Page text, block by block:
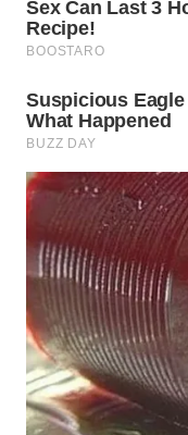
WN
WN
SULSEL
GORONTALO
WN
SULUT
WN
MALUKU